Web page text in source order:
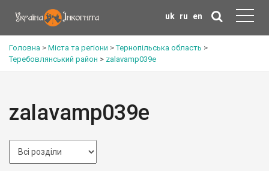
uk ru en
Головна > Міста та регіони >Тернопільська область >
Теребовлянський район > zalavamp039e
zalavamp039e